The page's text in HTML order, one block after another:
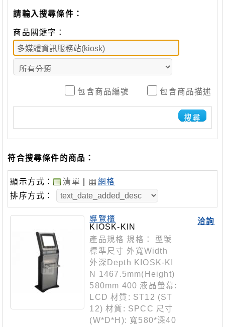
請輸入搜尋條件：
商品關鍵字：
包含商品編號 包含商品描述
搜尋
符合搜尋條件的商品：
顯示方式： 清單
網格
排序方式：
洽詢
導覽櫃
KIOSK-KIN
產品規格 規格： 型號
標準尺寸 外寬Width
外深Depth KIOSK-KI
N 1467.5mm(Height)
580mm 400 液晶螢幕:
LCD 材質: ST12 (ST
12) 材質: SPCC 尺寸
(W*D*H): 寬580*深40